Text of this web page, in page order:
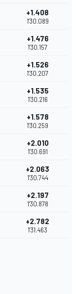
+1.408
1'30.089
+1.476
1'30.157
+1.526
1'30.207
+1.535
1'30.216
+1.578
1'30.259
+2.010
1'30.691
+2.063
1'30.744
+2.197
1'30.878
+2.782
1'31.463